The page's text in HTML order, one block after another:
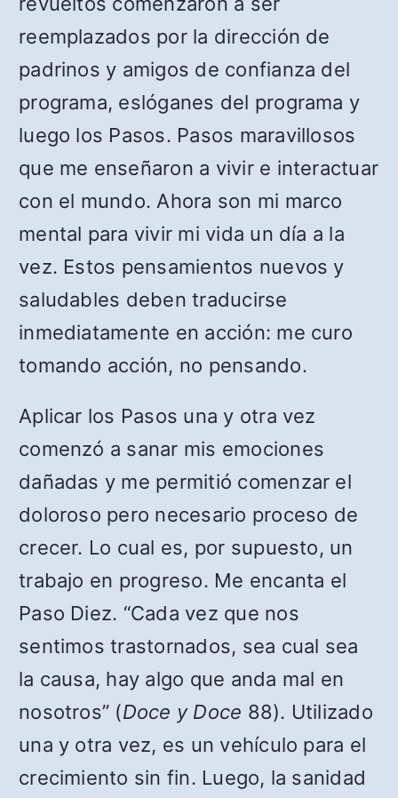
reemplazados por la dirección de
padrinos y amigos de confianza del
programa, eslóganes del programa y
luego los Pasos. Pasos maravillosos
que me enseñaron a vivir e interactuar
con el mundo. Ahora son mi marco
mental para vivir mi vida un día a la
vez. Estos pensamientos nuevos y
saludables deben traducirse
inmediatamente en acción: me curo
tomando acción, no pensando.
Aplicar los Pasos una y otra vez
comenzó a sanar mis emociones
dañadas y me permitió comenzar el
doloroso pero necesario proceso de
crecer. Lo cual es, por supuesto, un
trabajo en progreso. Me encanta el
Paso Diez. “Cada vez que nos
sentimos trastornados, sea cual sea
la causa, hay algo que anda mal en
nosotros” (Doce y Doce 88). Utilizado
una y otra vez, es un vehículo para el
crecimiento sin fin. Luego, la sanidad